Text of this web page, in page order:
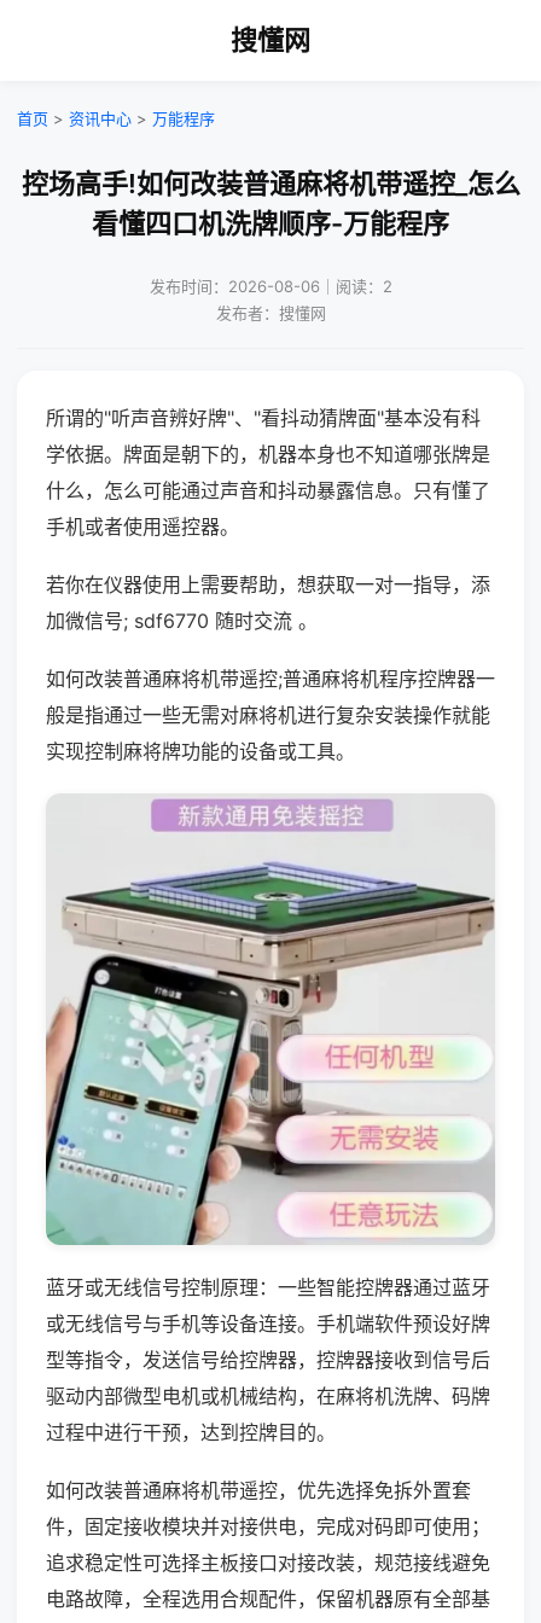
搜懂网
首页 > 资讯中心 > 万能程序
控场高手!如何改装普通麻将机带遥控_怎么
看懂四口机洗牌顺序-万能程序
发布时间：2026-08-06｜阅读：2
发布者：搜懂网
所谓的"听声音辨好牌"、"看抖动猜牌面"基本没有科
学依据。牌面是朝下的，机器本身也不知道哪张牌是
什么，怎么可能通过声音和抖动暴露信息。只有懂了
手机或者使用遥控器。
若你在仪器使用上需要帮助，想获取一对一指导，添
加微信号; sdf6770 随时交流 。
如何改装普通麻将机带遥控;普通麻将机程序控牌器一
般是指通过一些无需对麻将机进行复杂安装操作就能
实现控制麻将牌功能的设备或工具。
蓝牙或无线信号控制原理：一些智能控牌器通过蓝牙
或无线信号与手机等设备连接。手机端软件预设好牌
型等指令，发送信号给控牌器，控牌器接收到信号后
驱动内部微型电机或机械结构，在麻将机洗牌、码牌
过程中进行干预，达到控牌目的。
如何改装普通麻将机带遥控，优先选择免拆外置套
件，固定接收模块并对接供电，完成对码即可使用；
追求稳定性可选择主板接口对接改装，规范接线避免
电路故障，全程选用合规配件，保留机器原有全部基